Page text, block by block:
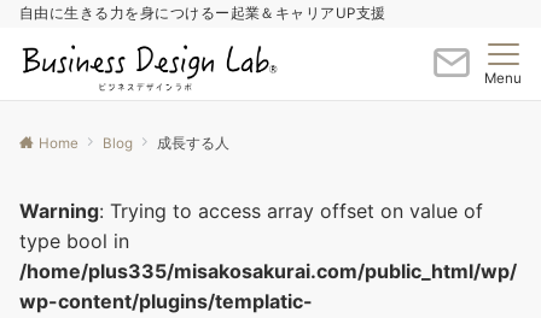
自由に生きる力を身につけるー起業＆キャリアUP支援
Menu
Home Blog 成長する人
Warning: Trying to access array offset on value of
type bool in
/home/plus335/misakosakurai.com/public_html/wp/
wp-content/plugins/templatic-